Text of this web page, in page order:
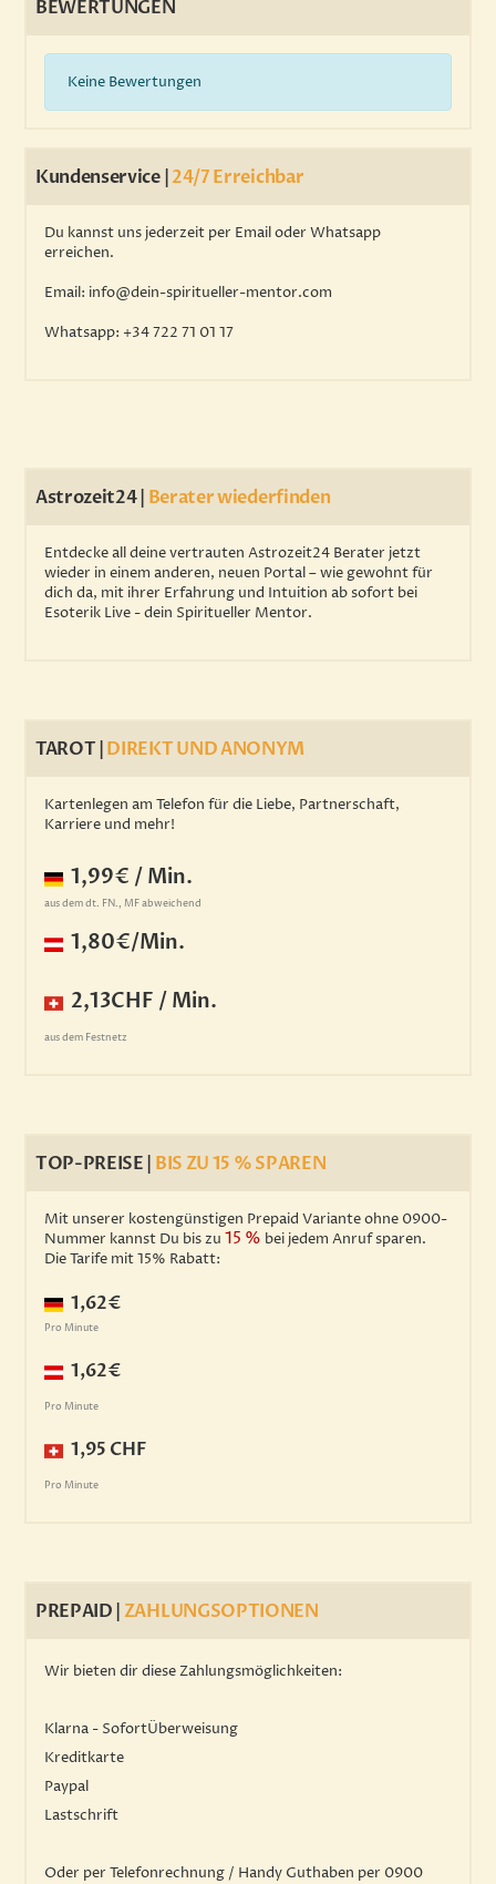
Kundenservice |24/7 Erreichbar
Du kannst uns jederzeit per Email oder Whatsapp
erreichen.
Email: info@dein-spiritueller-mentor.com
Whatsapp: +34 722 71 01 17
Astrozeit24 | Berater wiederfinden
Entdecke all deine vertrauten Astrozeit24 Berater jetzt
wieder in einem anderen, neuen Portal – wie gewohnt für
dich da, mit ihrer Erfahrung und Intuition ab sofort bei
Esoterik Live - dein Spiritueller Mentor.
TAROT |DIREKT UND ANONYM
Kartenlegen am Telefon für die Liebe, Partnerschaft,
Karriere und mehr!
1,99€ / Min.
aus dem dt. FN., MF abweichend
1,80€/Min.
2,13CHF / Min.
aus dem Festnetz
TOP-PREISE | BIS ZU 15 % SPAREN
Mit unserer kostengünstigen Prepaid Variante ohne 0900-
Nummer kannst Du bis zu 15 % bei jedem Anruf sparen.
Die Tarife mit 15% Rabatt:
1,62€
Pro Minute
1,62€
Pro Minute
1,95 CHF
Pro Minute
PREPAID |ZAHLUNGSOPTIONEN
Wir bieten dir diese Zahlungsmöglichkeiten:
Klarna - SofortÜberweisung
Kreditkarte
Paypal
Lastschrift
Oder per Telefonrechnung / Handy Guthaben per 0900
BEWERTUNGEN
Keine Bewertungen